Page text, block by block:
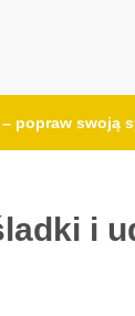
popraw swoją
i